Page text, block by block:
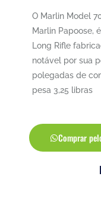
O Marlin Model
Marlin Papoose,
Long Rifle
notável por sua
polegadas de
pesa 3,25 libras
Comprar